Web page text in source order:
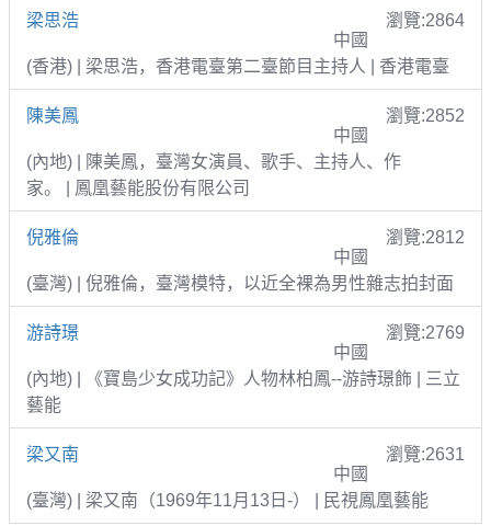
梁思浩
瀏覽:2864
中國
(香港) | 梁思浩，香港電臺第二臺節目主持人 | 香港電臺
陳美鳳
瀏覽:2852
中國
(內地) | 陳美鳳，臺灣女演員、歌手、主持人、作
家。 | 鳳凰藝能股份有限公司
倪雅倫
瀏覽:2812
中國
(臺灣) | 倪雅倫，臺灣模特，以近全裸為男性雜志拍封面
游詩璟
瀏覽:2769
中國
(內地) | 《寶島少女成功記》人物林柏鳳--游詩璟飾 | 三立
藝能
梁又南
瀏覽:2631
中國
(臺灣) | 梁又南（1969年11月13日-） | 民視鳳凰藝能